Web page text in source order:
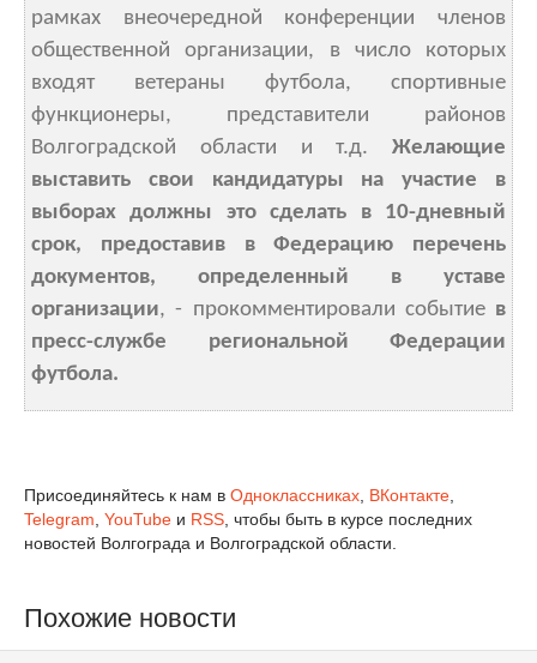
рамках внеочередной конференции членов
общественной организации, в число которых
входят ветераны футбола, спортивные
функционеры, представители районов
Волгоградской области и т.д. Желающие
выставить свои кандидатуры на участие в
выборах должны это сделать в 10-дневный
срок, предоставив в Федерацию перечень
документов, определенный в уставе
организации, - прокомментировали событие в
пресс-службе региональной Федерации
футбола.
Присоединяйтесь к нам в Одноклассниках ВКонтакте
Telegram YouTube и RSS , чтобы быть в курсе последних
новостей Волгограда и Волгоградской области.
Похожие новости